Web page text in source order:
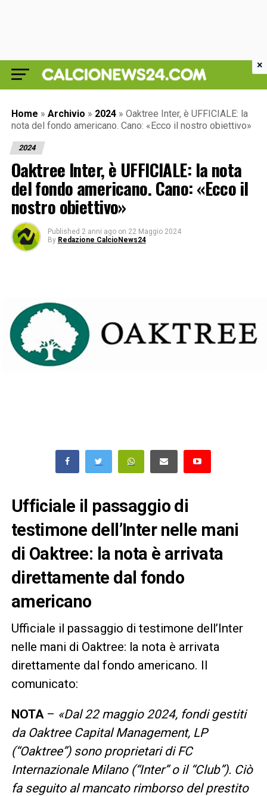
Home » Archivio » 2024 » Oaktree Inter, è UFFICIALE: la
nota del fondo americano. Cano: «Ecco il nostro obiettivo»
2024
Oaktree Inter, è UFFICIALE: la nota
del fondo americano. Cano: «Ecco il
nostro obiettivo»
Published 2 anni ago on 22 Maggio 2024
By Redazione CalcioNews24
Ufficiale il passaggio di
testimone dell’Inter nelle mani
di Oaktree: la nota è arrivata
direttamente dal fondo
americano
Ufficiale il passaggio di testimone dell’Inter
nelle mani di Oaktree: la nota è arrivata
direttamente dal fondo americano. Il
comunicato:
NOTA– «Dal 22 maggio 2024, fondi gestiti
da Oaktree Capital Management, LP
(“Oaktree”) sono proprietari di FC
Internazionale Milano (“Inter” o il “Club”). Ciò
fa seguito al mancato rimborso del prestito
×